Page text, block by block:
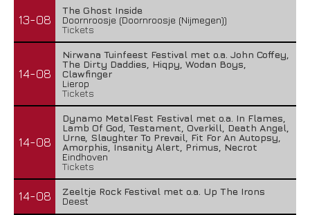
13-08
The Ghost Inside
Doornroosje (Doornroosje (Nijmegen))
Tickets
14-08
Nirwana Tuinfeest Festival met o.a. John Coffey,
The Dirty Daddies, Hiqpy, Wodan Boys,
Clawfinger
Lierop
Tickets
14-08
Dynamo MetalFest Festival met o.a. In Flames,
Lamb Of God, Testament, Overkill, Death Angel,
Urne, Slaughter To Prevail, Fit For An Autopsy,
Amorphis, Insanity Alert, Primus, Necrot
Eindhoven
Tickets
14-08
Zeeltje Rock Festival met o.a. Up The Irons
Deest